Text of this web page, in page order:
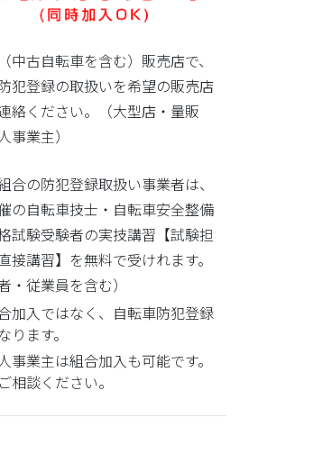
中古自転車を含む）販売店で、
犯登録の取扱いを希望の販売店
絡ください。（大型店・量販
事業主）
の防犯登録取扱い事業者は、
の自転車技士・自転車安全整備
験受験者の実技講習【試験担
接講習】を無料で受けれます。
・従業員を含む）
入ではなく、自転車防犯登録
ります。
業主は組合加入も可能です。
相談ください。